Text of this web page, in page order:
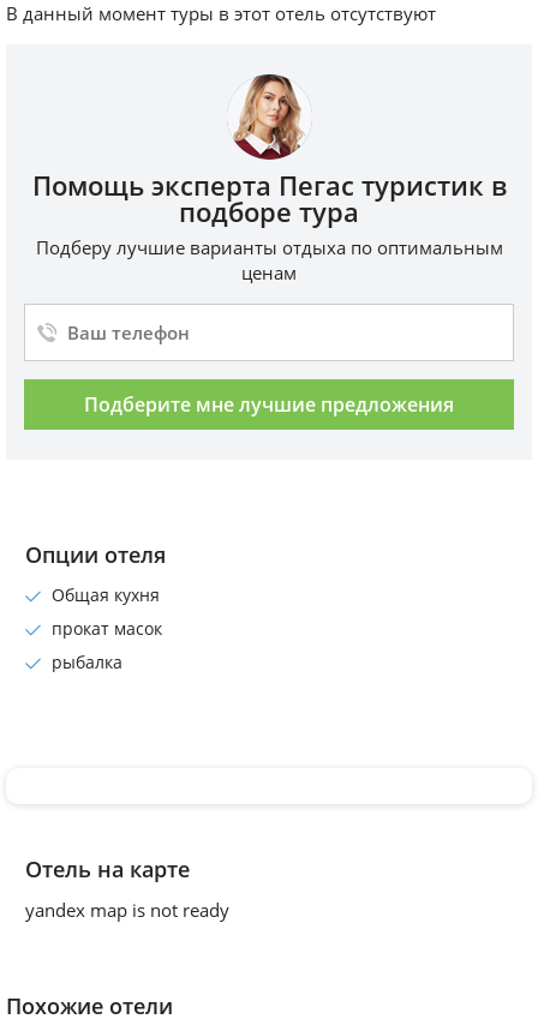
В данный момент туры в этот отель отсутствуют
Помощь эксперта Пегас туристик в
подборе тура
Подберу лучшие варианты отдыха по оптимальным
ценам
Подберите мне лучшие предложения
Опции отеля
Общая кухня
прокат масок
рыбалка
Отель на карте
yandex map is not ready
Похожие отели